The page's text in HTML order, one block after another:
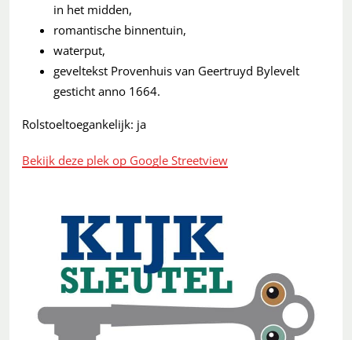
in het midden,
romantische binnentuin,
waterput,
geveltekst Provenhuis van Geertruyd Bylevelt
gesticht anno 1664.
Rolstoeltoegankelijk: ja
Bekijk deze plek op Google Streetview